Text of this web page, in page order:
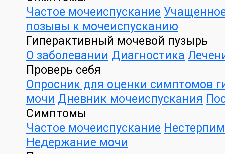
Частое мочеиспускание
позывы к мочеиспусканию
Гиперактивный мочевой пузырь
О заболевании Диагностика
Проверь себя
Опросник для оценки симптомов
мочи Дневник мочеиспускания
Симптомы
Частое мочеиспускание
Недержание мочи